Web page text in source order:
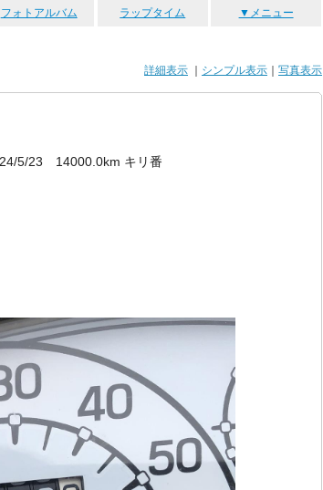
フォトアルバム ラップタイム ▼メニュー
詳細表示 シンプル表示 写真表示
5/23 14000.0km キリ番